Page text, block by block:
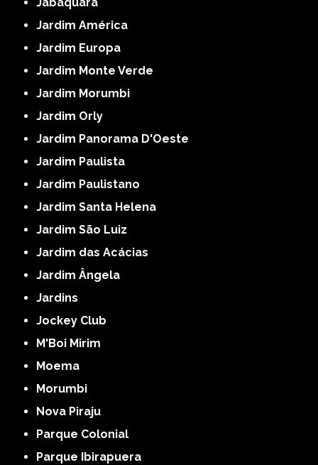
Jabaquara
Jardim América
Jardim Europa
Jardim Monte Verde
Jardim Morumbi
Jardim Orly
Jardim Panorama D'Oeste
Jardim Paulista
Jardim Paulistano
Jardim Santa Helena
Jardim São Luiz
Jardim das Acácias
Jardim Ângela
Jardins
Jockey Club
M'Boi Mirim
Moema
Morumbi
Nova Piraju
Parque Colonial
Parque Ibirapuera